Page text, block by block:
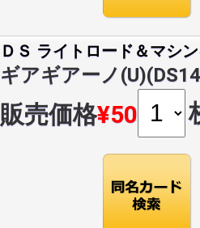
ＤＳ ライトロード＆マシ
ギアギアーノ
販売価格¥50